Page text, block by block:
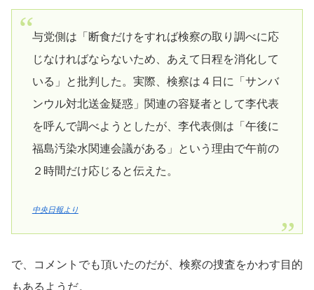
与党側は「断食だけをすれば検察の取り調べに応
じなければならないため、あえて日程を消化して
いる」と批判した。実際、検察は４日に「サンバ
ンウル対北送金疑惑」関連の容疑者として李代表
を呼んで調べようとしたが、李代表側は「午後に
福島汚染水関連会議がある」という理由で午前の
２時間だけ応じると伝えた。
中央日報より
で、コメントでも頂いたのだが、検察の捜査をかわす目的
もあるようだ。